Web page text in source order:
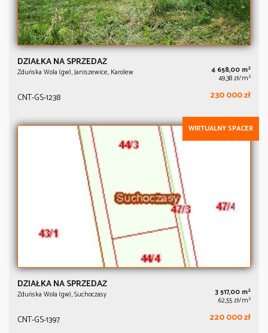
DZIAŁKA NA SPRZEDAŻ
Zduńska Wola (gw), Janiszewice, Karolew 4 658,00 m2
49,38 zł/m2
CNT-GS-1238 230 000 zł
WIRTUALNY SPACER
DZIAŁKA NA SPRZEDAŻ
Zduńska Wola (gw), Suchoczasy 3 517,00 m2
62,55 zł/m2
CNT-GS-1397 220 000 zł